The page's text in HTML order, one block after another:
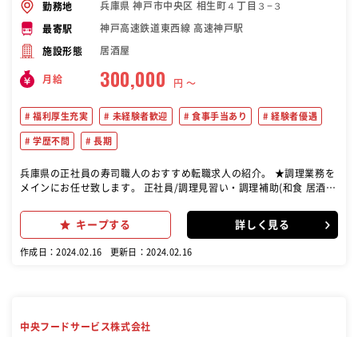
勤務地 兵庫県 神戸市中央区 相生町４丁目３−３
最寄駅 神戸高速鉄道東西線 高速神戸駅
施設形態 居酒屋
月給 300,000 円 〜
福利厚生充実 未経験者歓迎 食事手当あり 経験者優遇
学歴不問 長期
兵庫県の正社員の寿司職人のおすすめ転職求人の紹介。 ★調理業務を
メインにお任せ致します。 正社員/調理見習い・調理補助(和食 居酒屋
キープする 詳しく見る
作成日：2024.02.16 更新日：2024.02.16
中央フードサービス株式会社